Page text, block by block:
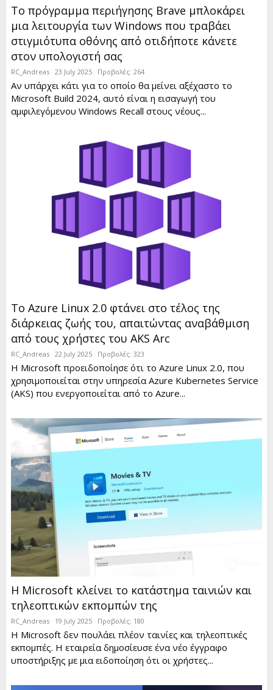
Το πρόγραμμα περιήγησης Brave μπλοκάρει
μια λειτουργία των Windows που τραβάει
στιγμιότυπα οθόνης από οτιδήποτε κάνετε
στον υπολογιστή σας
RC_Andreas 23 July 2025 Προβολές: 264
Αν υπάρχει κάτι για το οποίο θα μείνει αξέχαστο το
Microsoft Build 2024, αυτό είναι η εισαγωγή του
αμφιλεγόμενου Windows Recall στους νέους...
Το Azure Linux 2.0 φτάνει στο τέλος της
διάρκειας ζωής του, απαιτώντας αναβάθμιση
από τους χρήστες του AKS Arc
RC_Andreas 22 July 2025 Προβολές: 323
Η Microsoft προειδοποίησε ότι το Azure Linux 2.0, που
χρησιμοποιείται στην υπηρεσία Azure Kubernetes Service
(AKS) που ενεργοποιείται από το Azure...
Η Microsoft κλείνει το κατάστημα ταινιών και
τηλεοπτικών εκπομπών της
RC_Andreas 19 July 2025 Προβολές: 180
Η Microsoft δεν πουλάει πλέον ταινίες και τηλεοπτικές
εκπομπές. Η εταιρεία δημοσίευσε ένα νέο έγγραφο
υποστήριξης με μια ειδοποίηση ότι οι χρήστες...